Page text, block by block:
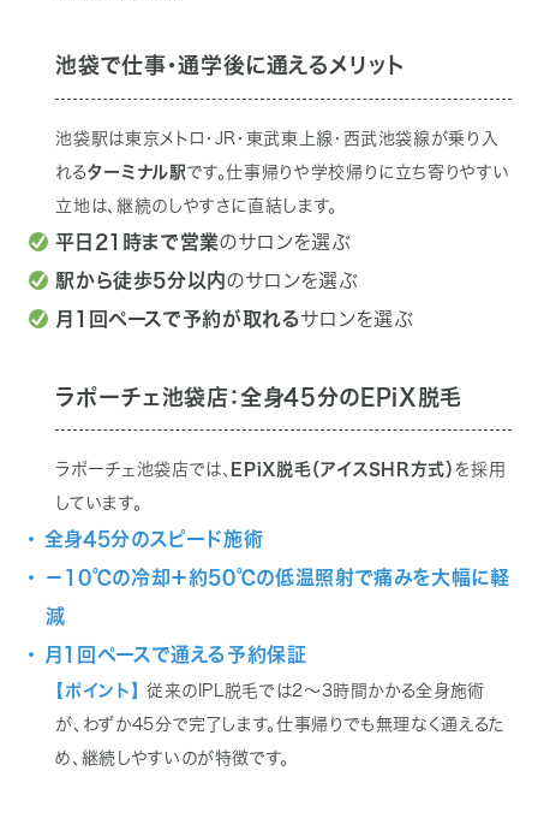
池袋で仕事・通学後に通えるメリット
池袋駅は東京メトロ・JR・東武東上線・西武池袋線が乗り入
れるターミナル駅です。仕事帰りや学校帰りに立ち寄りやすい
立地は、継続のしやすさに直結します。
平日21時まで営業のサロンを選ぶ
駅から徒歩5分以内のサロンを選ぶ
月1回ペースで予約が取れるサロンを選ぶ
ラポーチェ池袋店：全身45分のEPiX脱毛
ラポーチェ池袋店では、 EPiX脱毛（アイスSHR方式） を採用
しています。
・ 全身45分のスピード施術
・ －10℃の冷却＋約50℃の低温照射で痛みを大幅に軽
減
・ 月1回ペースで通える予約保証
【ポイント】
従来のIPL脱毛では2〜3時間かかる全身施術
が、わずか45分で完了します。仕事帰りでも無理なく通えるた
め、継続しやすいのが特徴です。